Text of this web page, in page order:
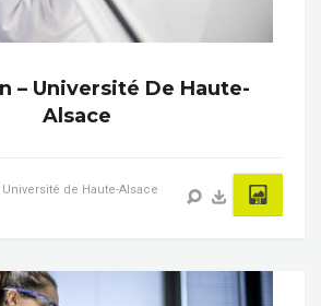
– Université De Haute-
Alsace
de Haute-Alsace